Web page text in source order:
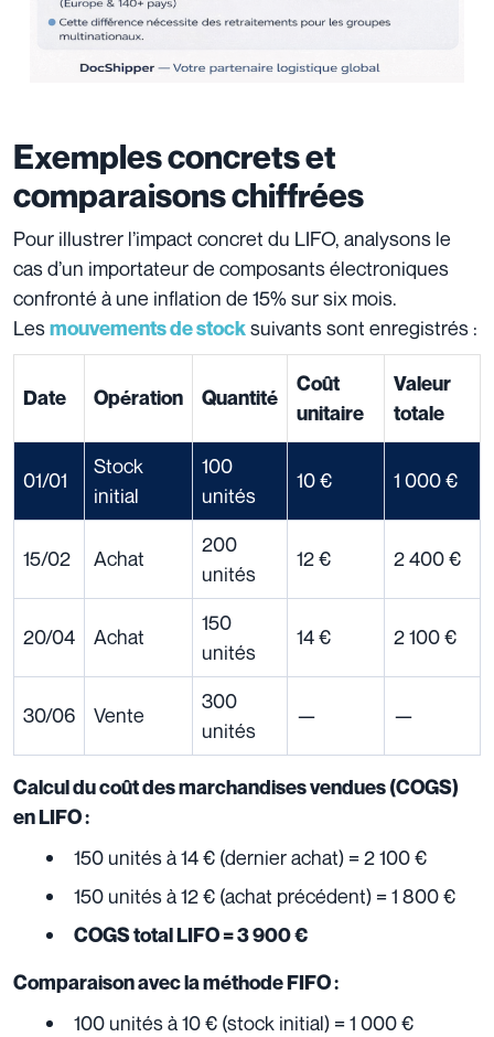
Exemples concrets et
comparaisons chiffrées
Pour illustrer l’impact concret du LIFO, analysons le
cas d’un importateur de composants électroniques
confronté à une inflation de 15% sur six mois.
Lesmouvements de stocksuivants sont enregistrés :
Date Opération Quantité
Coût
unitaire
Valeur
totale
01/01
Stock
initial
100
unités
10 € 1 000 €
15/02 Achat
200
unités
12 € 2 400 €
20/04 Achat
150
unités
14 € 2 100 €
30/06 Vente
300
unités
— —
Calcul du coût des marchandises vendues (COGS)
en LIFO :
150 unités à 14 € (dernier achat) = 2 100 €
150 unités à 12 € (achat précédent) = 1 800 €
COGS total LIFO = 3 900 €
Comparaison avec la méthode FIFO :
100 unités à 10 € (stock initial) = 1 000 €